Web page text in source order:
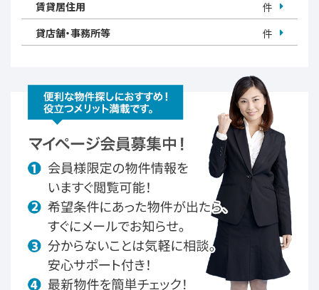
賃貸居住用
件
貸店舗・事務所等
件